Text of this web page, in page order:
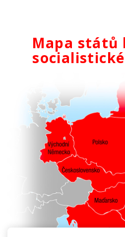
Mapa států